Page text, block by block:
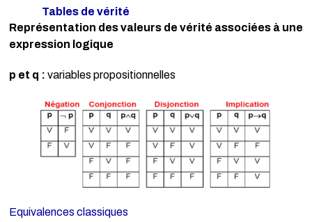
Tables de vérité
Représentation des valeurs de vérité associées à une
expression logique
p et q : variables propositionnelles
Equivalences classiques